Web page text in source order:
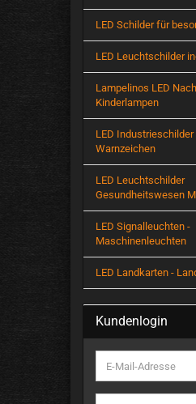
LED Schilder für
LED Leuchtschilder
Lampelinos LED
Kinderlampen
LED
Warnzeichen
LED Leuchtschilder
Gesundheitswesen
LED Signalleuchten -
Maschinenleuchten
LED Landkarten -
Kundenlogin